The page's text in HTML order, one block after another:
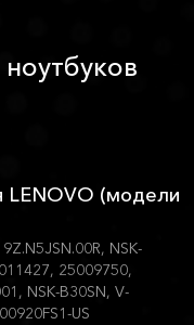
LENOVO (модели
NSK-
25009750,
NSK-B30SN, V-
US